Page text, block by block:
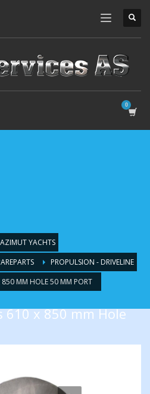
AZIMUT YACHTS
PROPULSION - DRIVELINE
850 MM HOLE 50 MM PORT
610 x 850 mm Hole